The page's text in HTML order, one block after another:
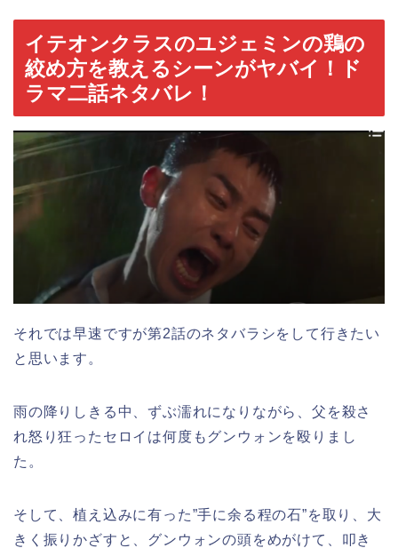
イテオンクラスのユジェミンの鶏の
絞め方を教えるシーンがヤバイ！ド
ラマ二話ネタバレ！
それでは早速ですが第2話のネタバラシをして行きたい
と思います。
雨の降りしきる中、ずぶ濡れになりながら、父を殺さ
れ怒り狂ったセロイは何度もグンウォンを殴りまし
た。
そして、植え込みに有った”手に余る程の石”を取り、大
きく振りかざすと、グンウォンの頭をめがけて、叩き